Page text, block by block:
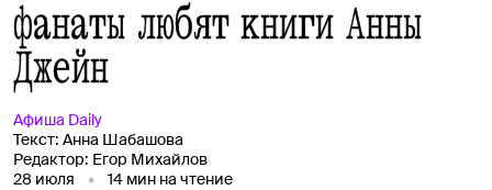
фанаты любят книги Анны
Джейн
Афиша Daily
Текст: Анна Шабашова
Редактор: Егор Михайлов
28 июля
14 мин на чтение